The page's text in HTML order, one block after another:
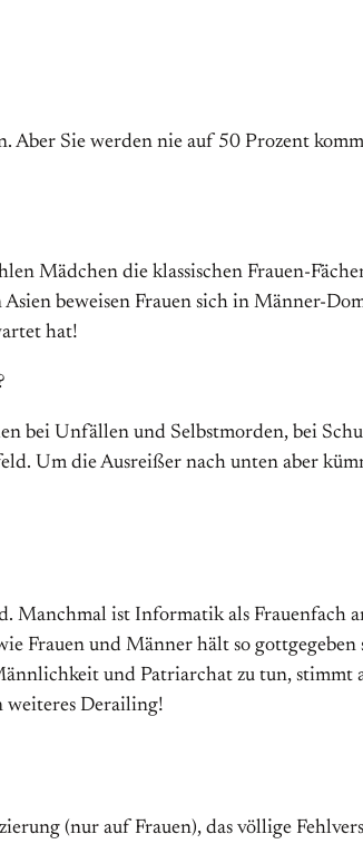
Aber Sie werden nie auf 50 Prozent
Mädchen die klassischen Frauen-
beweisen Frauen sich in Männer-
hat!
bei Unfällen und Selbstmorden, bei
Um die Ausreißer nach unten aber
Manchmal ist Informatik als Frauenfach
Frauen und Männer hält so
und Patriarchat zu tun, stimmt
weiteres Derailing!
(nur auf Frauen), das völlige